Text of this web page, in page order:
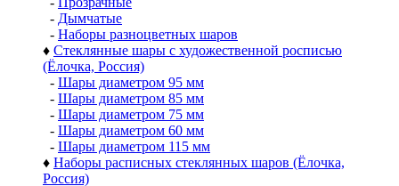
- Дымчатые
- Наборы разноцветных шаров
♦ Стеклянные шары с художественной росписью
(Ёлочка, Россия)
- Шары диаметром 95 мм
- Шары диаметром 85 мм
- Шары диаметром 75 мм
- Шары диаметром 60 мм
- Шары диаметром 115 мм
♦ Наборы расписных стеклянных шаров (Ёлочка,
Россия)